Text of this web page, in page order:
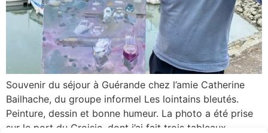
Souvenir du séjour à Guérande chez l’amie Catherine
Bailhache, du groupe informel Les lointains bleutés.
Peinture, dessin et bonne humeur. La photo a été prise
sur le port du Croisic, dont j’ai fait trois tableaux.